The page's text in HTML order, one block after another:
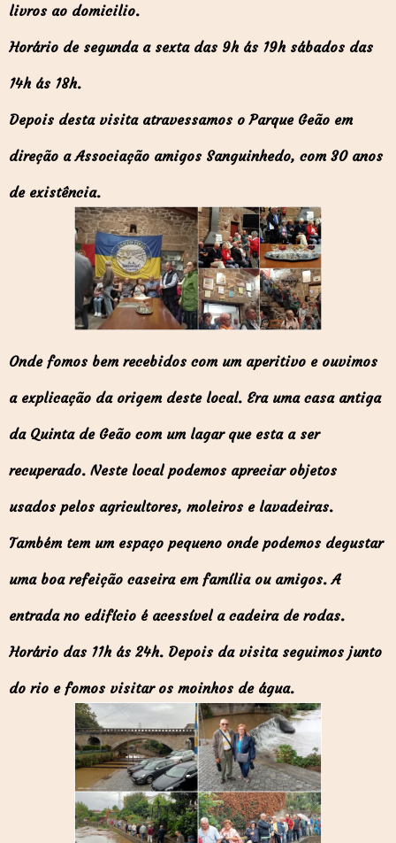
livros ao domicilio.
Horário de segunda a sexta das 9h ás 19h sábados das
14h ás 18h.
Depois desta visita atravessamos o Parque Geão em
direção a Associação amigos Sanguinhedo, com 30 anos
de existência.
Onde fomos bem recebidos com um aperitivo e ouvimos
a explicação da origem deste local. Era uma casa antiga
da Quinta de Geão com um lagar que esta a ser
recuperado. Neste local podemos apreciar objetos
usados pelos agricultores, moleiros e lavadeiras.
Também tem um espaço pequeno onde podemos degustar
uma boa refeição caseira em família ou amigos. A
entrada no edifício é acessível a cadeira de rodas.
Horário das 11h ás 24h. Depois da visita seguimos junto
do rio e fomos visitar os moinhos de água.